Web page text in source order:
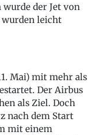
der Jet von
wurden leicht
Mai) mit mehr als
Der Airbus
als Ziel. Doch
nach dem Start
mit einem